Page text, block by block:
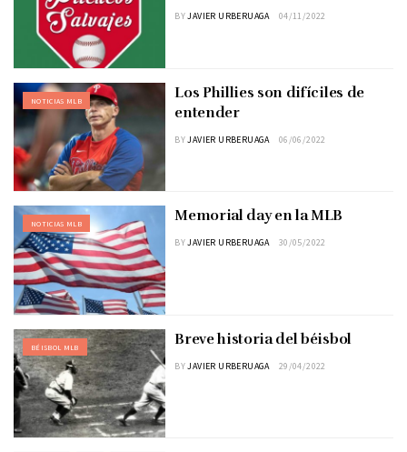
BYJAVIER URBERUAGA 04/11/2022
NOTICIAS MLB
Los Phillies son difíciles de
entender
BYJAVIER URBERUAGA 06/06/2022
NOTICIAS MLB Memorial day en la MLB
BYJAVIER URBERUAGA 30/05/2022
BÉISBOL MLB Breve historia del béisbol
BYJAVIER URBERUAGA 29/04/2022